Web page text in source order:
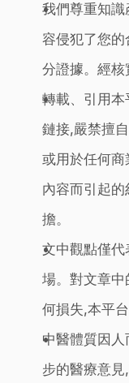
我們尊重知
容侵犯了您
分證據。經核
轉載、引用
鏈接,嚴禁擅
或用於任何
內容而引起
擔。
文中觀點僅
場。對文章
何損失,本平
中醫體質因
步的醫療意